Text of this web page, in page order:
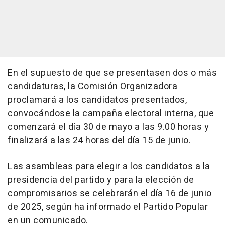
En el supuesto de que se presentasen dos o más
candidaturas, la Comisión Organizadora
proclamará a los candidatos presentados,
convocándose la campaña electoral interna, que
comenzará el día 30 de mayo a las 9.00 horas y
finalizará a las 24 horas del día 15 de junio.
Las asambleas para elegir a los candidatos a la
presidencia del partido y para la elección de
compromisarios se celebrarán el día 16 de junio
de 2025, según ha informado el Partido Popular
en un comunicado.